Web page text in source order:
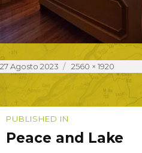
Posted
27 Agosto 2023
Full
2560 × 1920
Navigazione
articoli
PUBLISHED IN
Peace and Lake